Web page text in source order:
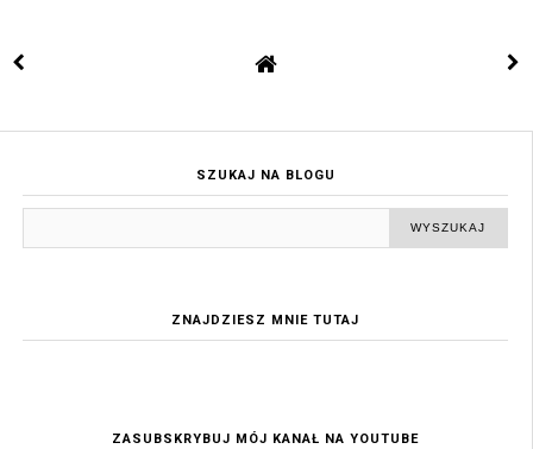
SZUKAJ NA BLOGU
ZNAJDZIESZ MNIE TUTAJ
ZASUBSKRYBUJ MÓJ KANAŁ NA YOUTUBE